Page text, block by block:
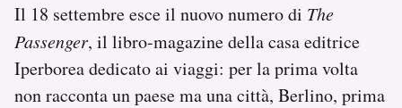
CALENDARIO
AREA PERSONALE
Il 18 settembre esce il nuovo numero di The
Passenger, il libro-magazine della casa editrice
Iperborea dedicato ai viaggi: per la prima volta
non racconta un paese ma una città, Berlino, prima